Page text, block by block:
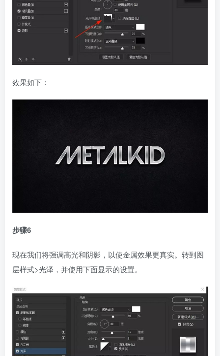
效果如下：
步骤6
现在我们将强调高光和阴影，以使金属效果更真实。转到图
层样式>光泽，并使用下面显示的设置。